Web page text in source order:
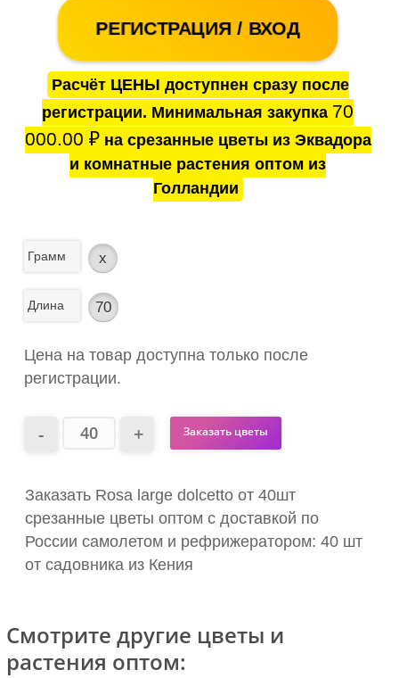
РЕГИСТРАЦИЯ / ВХОД
Расчёт ЦЕНЫ доступнен сразу после
регистрации. Минимальная закупка 70
000.00 ₽на срезанные цветы из Эквадора
и комнатные растения оптом из
Голландии
Грамм x
Длина 70
Цена на товар доступна только после
регистрации.
Заказать цветы
Заказать Rosa large dolcetto от 40шт
срезанные цветы оптом с доставкой по
России самолетом и рефрижератором: 40 шт
от садовника из Кения
Смотрите другие цветы и
растения оптом: